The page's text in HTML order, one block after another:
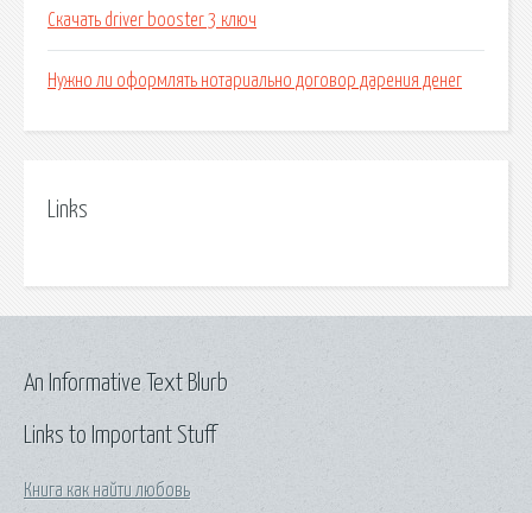
Скачать driver booster 3 ключ
Нужно ли оформлять нотариально договор дарения денег
Links
Links to Important Stuff
Книга как найти любовь
An Informative Text Blurb